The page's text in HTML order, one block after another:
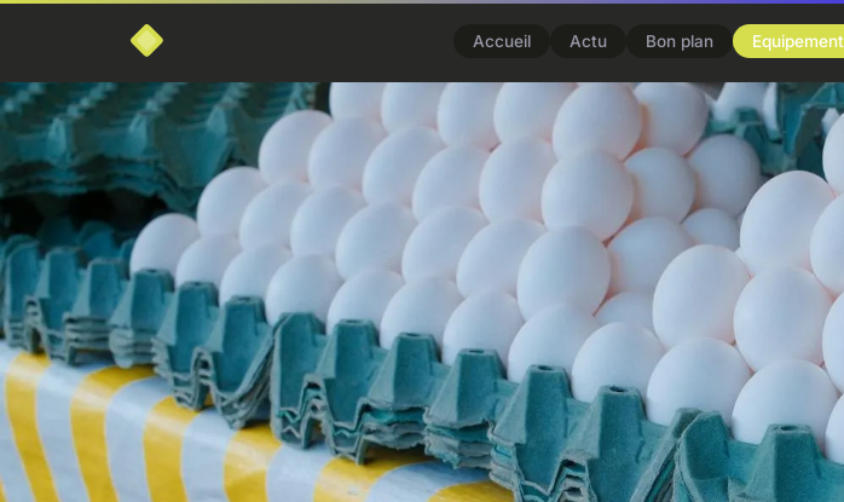
Accueil Actu Bon plan Equipement